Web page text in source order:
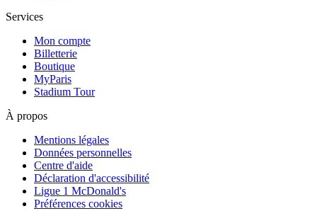
Services
Mon compte
Billetterie
Boutique
MyParis
Stadium Tour
À propos
Mentions légales
Données personnelles
Centre d'aide
Déclaration d'accessibilité
Ligue 1 McDonald's
Préférences cookies